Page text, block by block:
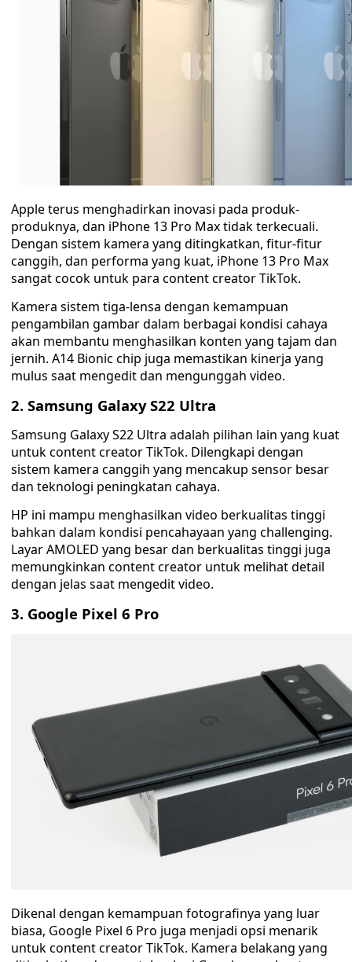
Apple terus menghadirkan inovasi pada produk-
produknya, dan iPhone 13 Pro Max tidak terkecuali.
Dengan sistem kamera yang ditingkatkan, fitur-fitur
canggih, dan performa yang kuat, iPhone 13 Pro Max
sangat cocok untuk para content creator TikTok.
Kamera sistem tiga-lensa dengan kemampuan
pengambilan gambar dalam berbagai kondisi cahaya
akan membantu menghasilkan konten yang tajam dan
jernih. A14 Bionic chip juga memastikan kinerja yang
mulus saat mengedit dan mengunggah video.
2. Samsung Galaxy S22 Ultra
Samsung Galaxy S22 Ultra adalah pilihan lain yang kuat
untuk content creator TikTok. Dilengkapi dengan
sistem kamera canggih yang mencakup sensor besar
dan teknologi peningkatan cahaya.
HP ini mampu menghasilkan video berkualitas tinggi
bahkan dalam kondisi pencahayaan yang challenging.
Layar AMOLED yang besar dan berkualitas tinggi juga
memungkinkan content creator untuk melihat detail
dengan jelas saat mengedit video.
3. Google Pixel 6 Pro
Dikenal dengan kemampuan fotografinya yang luar
biasa, Google Pixel 6 Pro juga menjadi opsi menarik
untuk content creator TikTok. Kamera belakang yang